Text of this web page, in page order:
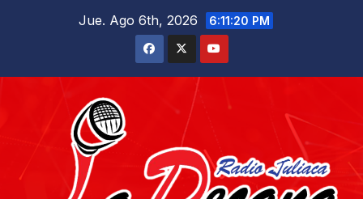
Jue. Ago 6th, 2026 6:11:22 PM